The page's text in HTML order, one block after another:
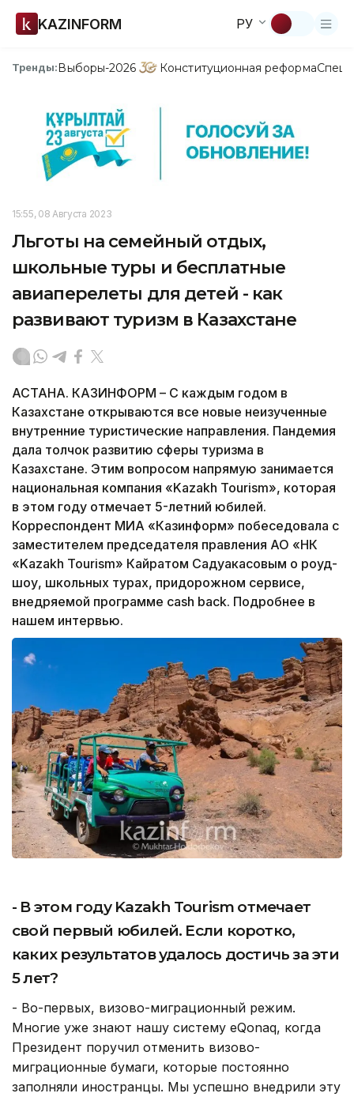
KAZINFORM РУ
Тренды:Выборы-2026 Конституционная реформа
15:55, 08 Августа 2023
Льготы на семейный отдых,
школьные туры и бесплатные
авиаперелеты для детей - как
развивают туризм в Казахстане
АСТАНА. КАЗИНФОРМ – С каждым годом в
Казахстане открываются все новые неизученные
внутренние туристические направления. Пандемия
дала толчок развитию сферы туризма в
Казахстане. Этим вопросом напрямую занимается
национальная компания «Kazakh Tourism», которая
в этом году отмечает 5-летний юбилей.
Корреспондент МИА «Казинформ» побеседовала с
заместителем председателя правления АО «НК
«Kazakh Tourism» Кайратом Садуакасовым о роуд-
шоу, школьных турах, придорожном сервисе,
внедряемой программе cash back. Подробнее в
нашем интервью.
- В этом году Kazakh Tourism отмечает
свой первый юбилей. Если коротко,
каких результатов удалось достичь за эти
5 лет?
- Во-первых, визово-миграционный режим.
Многие уже знают нашу систему eQonaq, когда
Президент поручил отменить визово-
миграционные бумаги, которые постоянно
заполняли иностранцы. Мы успешно внедрили эту